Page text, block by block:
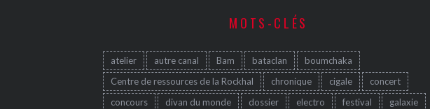
MOTS-CLÉS
atelier autre canal Bam bataclan
boumchaka
Centre de ressources de la Rockhal
chronique cigale
concert
concours
divan du monde dossier electro festival galaxie